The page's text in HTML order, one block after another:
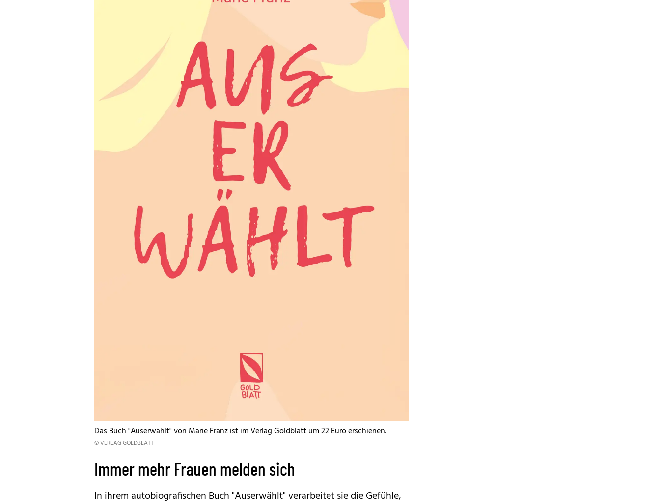
Das Buch "Auserwählt" von Marie Franz ist im Verlag Goldblatt um 22 Euro erschienen.
© VERLAG GOLDBLATT
Immer mehr Frauen melden sich
In ihrem autobiografischen Buch "Auserwählt" verarbeitet sie die Gefühle,